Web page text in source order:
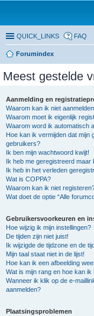
QUICK_LINKS FAQ
Forumindex
Meest gestelde
Aanmelding en
Waarom kan ik niet
Waarom moet ik eigenlijk
Waarom word ik automatisch
Hoe kan ik vermijden dat mijn
gebruikers?
Ik ben mijn wachtwoord kwijt!
Ik heb me geregistreerd maar
Ik heb in het verleden
Wat is COPPA?
Waarom kan ik niet
Wat doet de optie “Alle
Gebruikersvoorkeuren en
Hoe wijzig ik mijn instellingen?
De tijden zijn niet juist!
Ik wijzigde de tijdzone en de
Mijn taal staat niet in de lijst!
Hoe kan ik een afbeelding
Wat is mijn rang en hoe kan ik
Wanneer ik klik op de e-
aanmelden?
Plaatsingsproblemen